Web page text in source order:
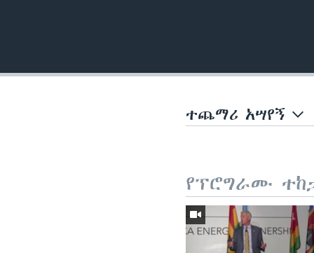
ተጨማሪ አሣየኝ
የፕሮግራሙ